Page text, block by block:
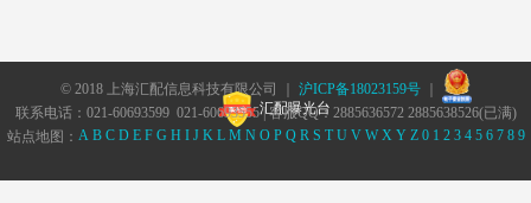
© 2018 上海汇配信息科技有限公司 ｜ 沪ICP备18023159号｜
汇配曝光台
联系电话：021-60693599 021-60693555 | 客服QQ：2885636572 2885638526(已满)
站点地图： A B C D E F G H I J K L M N O P Q R S T U V W X Y Z 0 1 2 3 4 5 6 7 8 9